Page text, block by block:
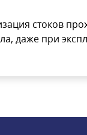
стоков
даже при